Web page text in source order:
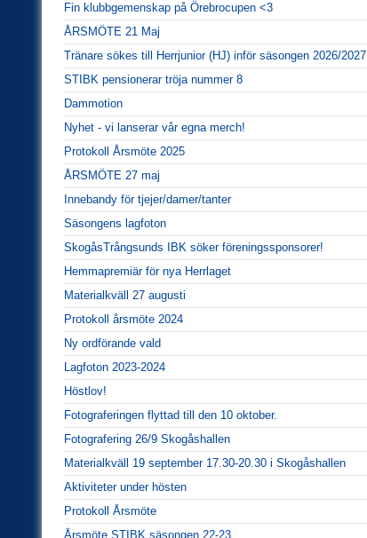
Fin klubbgemenskap på Örebrocupen <3
ÅRSMÖTE 21 Maj
Tränare sökes till Herrjunior (HJ) inför säsongen 2026/2027
STIBK pensionerar tröja nummer 8
Dammotion
Nyhet - vi lanserar vår egna merch!
Protokoll Årsmöte 2025
ÅRSMÖTE 27 maj
Innebandy för tjejer/damer/tanter
Säsongens lagfoton
SkogåsTrångsunds IBK söker föreningssponsorer!
Hemmapremiär för nya Herrlaget
Materialkväll 27 augusti
Protokoll årsmöte 2024
Ny ordförande vald
Lagfoton 2023-2024
Höstlov!
Fotograferingen flyttad till den 10 oktober.
Fotografering 26/9 Skogåshallen
Materialkväll 19 september 17.30-20.30 i Skogåshallen
Aktiviteter under hösten
Protokoll Årsmöte
Årsmöte STIBK säsongen 22-23